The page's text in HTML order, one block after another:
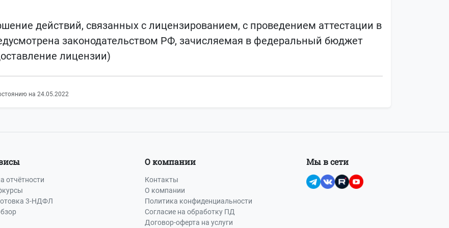
действий, связанных с лицензированием, с проведением аттестации в
законодательством РФ, зачисляемая в федеральный бюджет
лицензии)
на 24.05.2022
отчётности
3-НДФЛ
О компании
Контакты
О компании
Политика конфиденциальности
Согласие на обработку ПД
Договор-оферта на услуги
Мы в сети